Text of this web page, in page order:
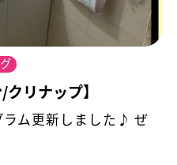
リナップ】
ム更新しました♪ ぜ